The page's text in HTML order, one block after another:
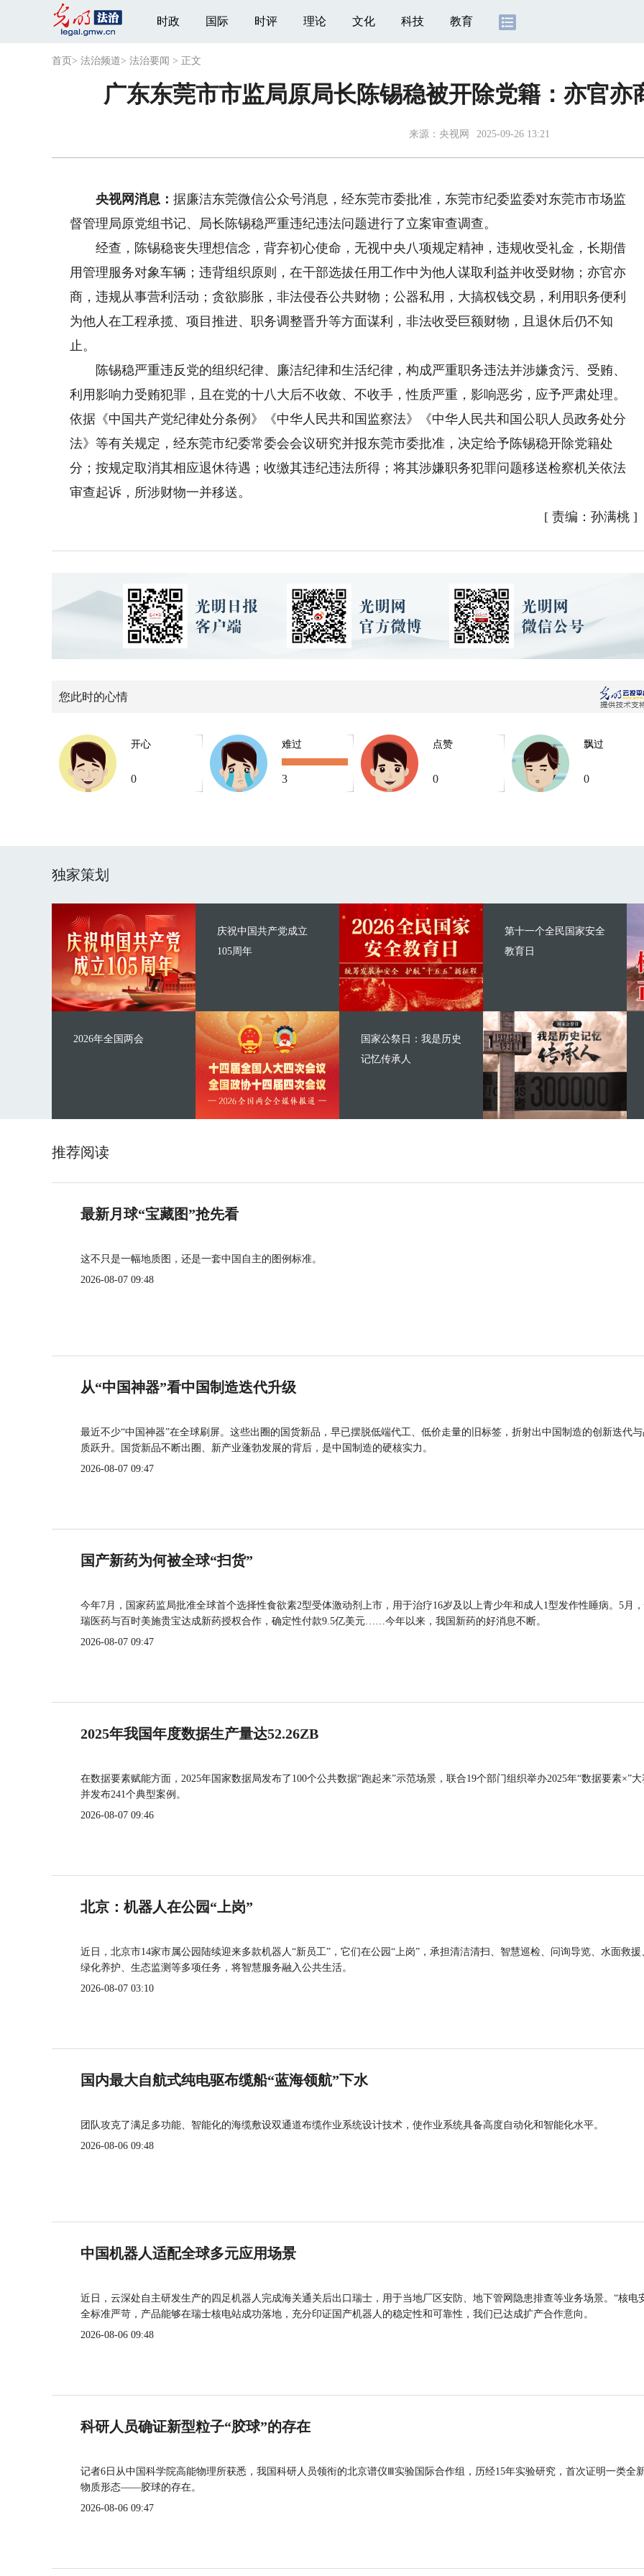
时政 国际 时评 理论 文化 科技 教育
首页 > 法治频道> 法治要闻 > 正文
广东东莞市市监局原局长陈锡稳被开除党籍：亦官亦
来源： 央视网 2025-09-26 13:21
央视网消息：据廉洁东莞微信公众号消息，经东莞市委批准，东莞市纪委监委对东莞市市场监
督管理局原党组书记、局长陈锡稳严重违纪违法问题进行了立案审查调查。
经查，陈锡稳丧失理想信念，背弃初心使命，无视中央八项规定精神，违规收受礼金，长期借
用管理服务对象车辆；违背组织原则，在干部选拔任用工作中为他人谋取利益并收受财物；亦官亦
商，违规从事营利活动；贪欲膨胀，非法侵吞公共财物；公器私用，大搞权钱交易，利用职务便利
为他人在工程承揽、项目推进、职务调整晋升等方面谋利，非法收受巨额财物，且退休后仍不知
止。
陈锡稳严重违反党的组织纪律、廉洁纪律和生活纪律，构成严重职务违法并涉嫌贪污、受贿、
利用影响力受贿犯罪，且在党的十八大后不收敛、不收手，性质严重，影响恶劣，应予严肃处理。
依据《中国共产党纪律处分条例》《中华人民共和国监察法》《中华人民共和国公职人员政务处分
法》等有关规定，经东莞市纪委常委会会议研究并报东莞市委批准，决定给予陈锡稳开除党籍处
分；按规定取消其相应退休待遇；收缴其违纪违法所得；将其涉嫌职务犯罪问题移送检察机关依法
审查起诉，所涉财物一并移送。
[ 责编：孙满桃 ]
您此时的心情
开心
0
难过
3
点赞
0
飘过
0
独家策划
庆祝中国共产党成立
105周年
2026年全国两会
第十一个全民国家安全
教育日
国家公祭日：我是历史
记忆传承人
推荐阅读
最新月球“宝藏图”抢先看
这不只是一幅地质图，还是一套中国自主的图例标准。
2026-08-07 09:48
从“中国神器”看中国制造迭代升级
最近不少“中国神器”在全球刷屏。这些出圈的国货新品，早已摆脱低端代工、低价走量的旧标签，折射出中国制造的创新迭代
质跃升。国货新品不断出圈、新产业蓬勃发展的背后，是中国制造的硬核实力。
2026-08-07 09:47
国产新药为何被全球“扫货”
今年7月，国家药监局批准全球首个选择性食欲素2型受体激动剂上市，用于治疗16岁及以上青少年和成人1型发作性睡病。5月
瑞医药与百时美施贵宝达成新药授权合作，确定性付款9.5亿美元……今年以来，我国新药的好消息不断。
2026-08-07 09:47
2025年我国年度数据生产量达52.26ZB
在数据要素赋能方面，2025年国家数据局发布了100个公共数据“跑起来”示范场景，联合19个部门组织举办2025年“数据要素×”大
并发布241个典型案例。
2026-08-07 09:46
北京：机器人在公园“上岗”
近日，北京市14家市属公园陆续迎来多款机器人“新员工”，它们在公园“上岗”，承担清洁清扫、智慧巡检、问询导览、水面救援
绿化养护、生态监测等多项任务，将智慧服务融入公共生活。
2026-08-07 03:10
国内最大自航式纯电驱布缆船“蓝海领航”下水
团队攻克了满足多功能、智能化的海缆敷设双通道布缆作业系统设计技术，使作业系统具备高度自动化和智能化水平。
2026-08-06 09:48
中国机器人适配全球多元应用场景
近日，云深处自主研发生产的四足机器人完成海关通关后出口瑞士，用于当地厂区安防、地下管网隐患排查等业务场景。“核电
全标准严苛，产品能够在瑞士核电站成功落地，充分印证国产机器人的稳定性和可靠性，我们已达成扩产合作意向。
2026-08-06 09:48
科研人员确证新型粒子“胶球”的存在
记者6日从中国科学院高能物理所获悉，我国科研人员领衔的北京谱仪Ⅲ实验国际合作组，历经15年实验研究，首次证明一类全
物质形态——胶球的存在。
2026-08-06 09:47